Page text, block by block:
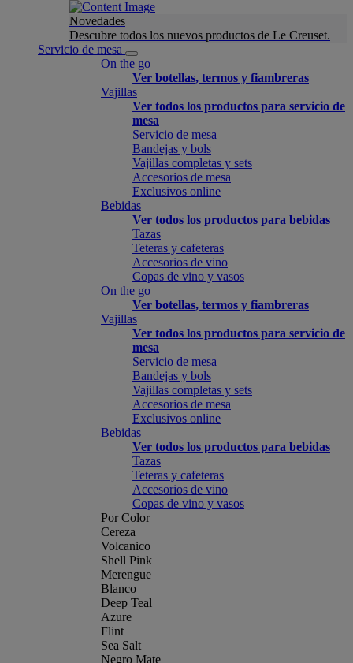
Novedades
Descubre todos los nuevos productos de Le Creuset.
Servicio de mesa
On the go
Ver botellas, termos y fiambreras
Vajillas
Ver todos los productos para servicio de
mesa
Servicio de mesa
Bandejas y bols
Vajillas completas y sets
Accesorios de mesa
Exclusivos online
Bebidas
Ver todos los productos para bebidas
Tazas
Teteras y cafeteras
Accesorios de vino
Copas de vino y vasos
On the go
Ver botellas, termos y fiambreras
Vajillas
Ver todos los productos para servicio de
mesa
Servicio de mesa
Bandejas y bols
Vajillas completas y sets
Accesorios de mesa
Exclusivos online
Bebidas
Ver todos los productos para bebidas
Tazas
Teteras y cafeteras
Accesorios de vino
Copas de vino y vasos
Por Color
Cereza
Volcanico
Shell Pink
Merengue
Blanco
Deep Teal
Azure
Flint
Sea Salt
Negro Mate